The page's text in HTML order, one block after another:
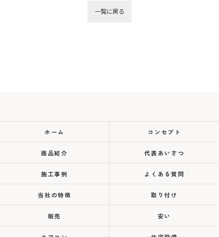
一覧に戻る
ホーム コンセプト
商品紹介 代表あいさつ
施工事例 よくある質問
当社の特徴 取り付け
販売 安い